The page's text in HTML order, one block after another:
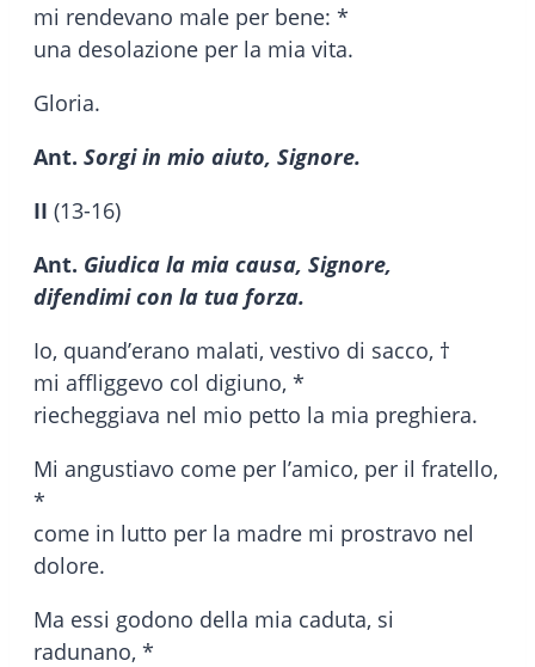
mi rendevano male per bene: *
una desolazione per la mia vita.
Gloria.
Ant. Sorgi in mio aiuto, Signore.
II (13-16)
Ant. Giudica la mia causa, Signore,
difendimi con la tua forza.
Io, quand’erano malati, vestivo di sacco, †
mi affliggevo col digiuno, *
riecheggiava nel mio petto la mia preghiera.
Mi angustiavo come per l’amico, per il fratello,
*
come in lutto per la madre mi prostravo nel
dolore.
Ma essi godono della mia caduta, si
radunano, *